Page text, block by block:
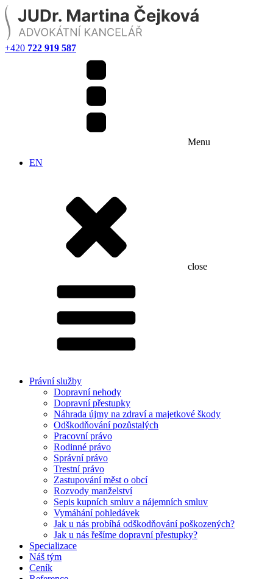
+420 722 919 587
Menu
EN
close
Právní služby
Dopravní nehody
Dopravní přestupky
Náhrada újmy na zdraví a majetkové škody
Odškodňování pozůstalých
Pracovní právo
Rodinné právo
Správní právo
Trestní právo
Zastupování měst o obcí
Rozvody manželství
Sepis kupních smluv a nájemních smluv
Vymáhání pohledávek
Jak u nás probíhá odškodňování poškozených?
Jak u nás řešíme dopravní přestupky?
Specializace
Náš tým
Ceník